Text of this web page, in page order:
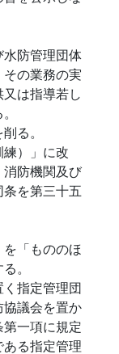
防管理団体
の業務の実
は指導若し
る。
）」に改
防機関及び
を第三十五
「もののほ
。
指定管理団
議会を置か
一項に規定
る指定管理